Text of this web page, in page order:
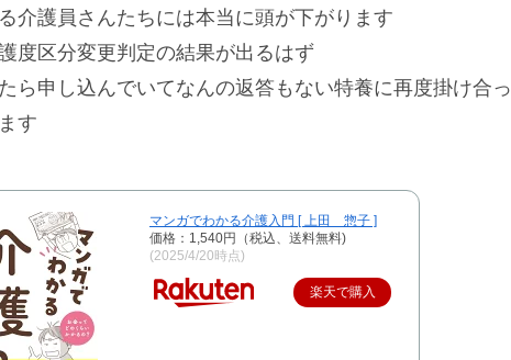
介護員さんたちには本当に頭が下がります
度区分変更判定の結果が出るはず
ら申し込んでいてなんの返答もない特養に再度掛け合っ
す
マンガでわかる介護入門 [ 上田 惣子 ]
価格：1,540円（税込、送料無料)
(2025/4/20時点)
楽天で購入